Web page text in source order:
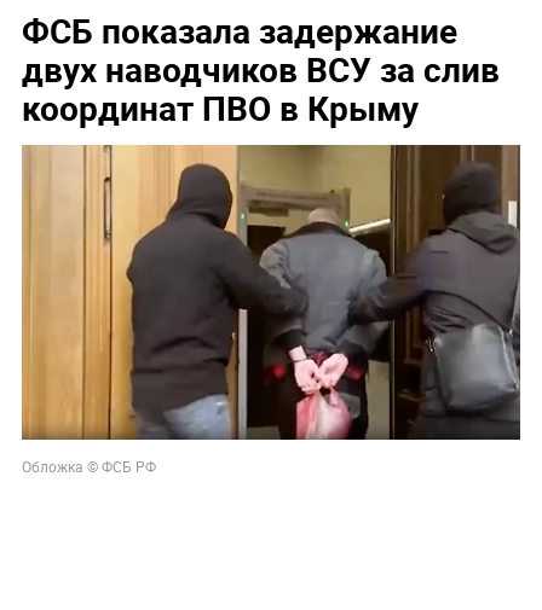
ФСБ показала задержание
двух наводчиков ВСУ за слив
координат ПВО в Крыму
Обложка © ФСБ РФ